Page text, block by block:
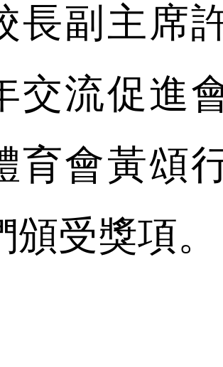
長副主席
交流促進
育會黃頌
頒受獎項。